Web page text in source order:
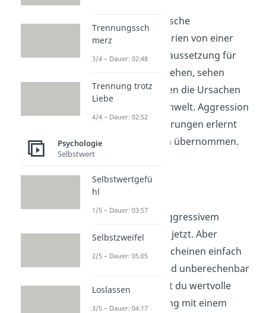
Während biologische
Aggressionstheorien von einer
genetischen Voraussetzung für
Aggression ausgehen, sehen
moderne Theorien die Ursachen
stärker in der Umwelt. Aggression
wird durch Erfahrungen erlernt
und von anderen übernommen.
Choleriker
Die Theorie hinter aggressivem
Verhalten kennst du jetzt. Aber
manche Menschen scheinen einfach
ständig jähzornig und unberechenbar
zu sein.Hier
erfährst du wertvolle
Tipps für den Umgang mit einem
Trennungssch
merz
3/4 – Dauer: 02:48
Trennung trotz
Liebe
4/4 – Dauer: 02:52
Psychologie
Selbstwert
Selbstwertgefü
hl
1/5 – Dauer: 03:57
Selbstzweifel
2/5 – Dauer: 05:05
Loslassen
3/5 – Dauer: 04:17